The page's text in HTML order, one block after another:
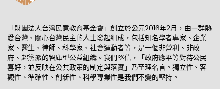
「財團法人台灣民意教育基金會」創立於公元2016年2月，由一群熱
愛台灣、關心台灣民主的人士發起組成，包括知名學者專家、企業
家、醫生、律師、科學家、社會運動者等，是一個非營利、非政
府、超黨派的智庫型公益組織。我們堅信，「政府應平等對待公民
喜好，並反映在公共政策的制定與落實」乃至理名言。獨立性、客
觀性、準確性、創新性、科學專業性是我們不變的堅持。